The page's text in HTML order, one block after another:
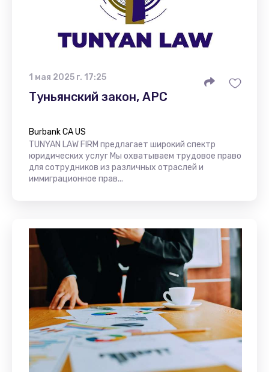
1 мая 2025 г. 17:25
Туньянский закон, APC
Burbank CA US
TUNYAN LAW FIRM предлагает широкий спектр
юридических услуг Мы охватываем трудовое право
для сотрудников из различных отраслей и
иммиграционное прав...